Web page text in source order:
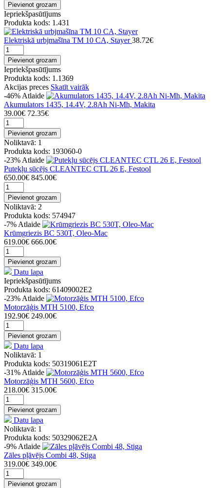
Pievienot grozam
Iepriekšpasūtījums
Produkta kods: 1.431
Elektriskā urbjmašīna TM 10 CA, Stayer 38.72€
Pievienot grozam
Iepriekšpasūtījums
Produkta kods: 1.1369
Akcijas preces Skatīt vairāk
-46% Atlaide
Akumulators 1435, 14.4V, 2.8Ah Ni-Mh, Makita
39.00€ 72.35€
Pievienot grozam
Noliktavā: 1
Produkta kods: 193060-0
-23% Atlaide
Putekļu sūcējs CLEANTEC CTL 26 E, Festool
650.00€ 845.00€
Pievienot grozam
Noliktavā: 2
Produkta kods: 574947
-7% Atlaide
Krūmgriezis BC 530T, Oleo-Mac
619.00€ 666.00€
Pievienot grozam
Datu lapa
Iepriekšpasūtījums
Produkta kods: 61409002E2
-23% Atlaide
Motorzāģis MTH 5100, Efco
192.90€ 249.00€
Pievienot grozam
Datu lapa
Noliktavā: 1
Produkta kods: 50319061E2T
-31% Atlaide
Motorzāģis MTH 5600, Efco
218.00€ 315.00€
Pievienot grozam
Datu lapa
Noliktavā: 1
Produkta kods: 50329062E2A
-9% Atlaide
Zāles pļāvējs Combi 48, Stiga
319.00€ 349.00€
Pievienot grozam